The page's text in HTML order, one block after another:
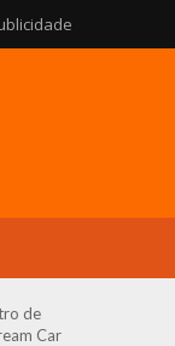
de
Car